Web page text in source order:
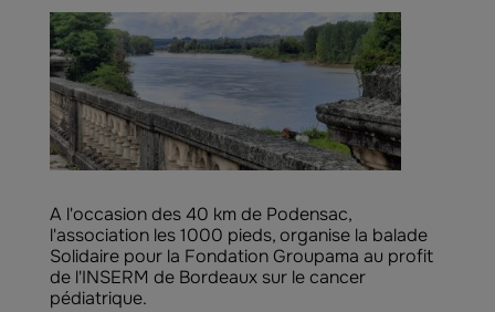
A l'occasion des 40 km de Podensac,
l'association les 1000 pieds, organise la balade
Solidaire pour la Fondation Groupama au profit
de l'INSERM de Bordeaux sur le cancer
pédiatrique.